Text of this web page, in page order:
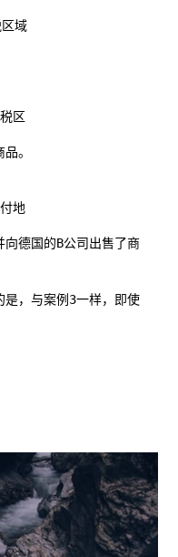
域
区
。
地
德国的B公司出售了商品。
，与案例3一样，即使是